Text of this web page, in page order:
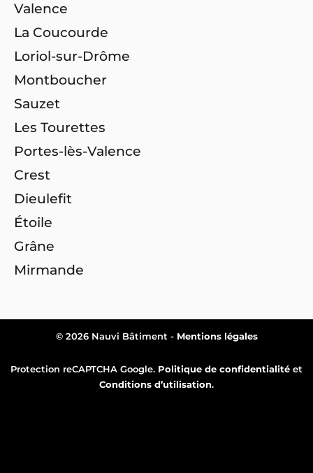
Valence
La Coucourde
Loriol-sur-Drôme
Montboucher
Sauzet
Les Tourettes
Portes-lès-Valence
Crest
Dieulefit
Étoile
Grâne
Mirmande
© 2026 Nauvi Bâtiment - Mentions légales
Protection reCAPTCHA Google. Politique de confidentialité et
Conditions d’utilisation.